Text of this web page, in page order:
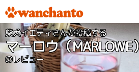
柴犬イエティさんが投稿する
マーロウ（
のレビュー